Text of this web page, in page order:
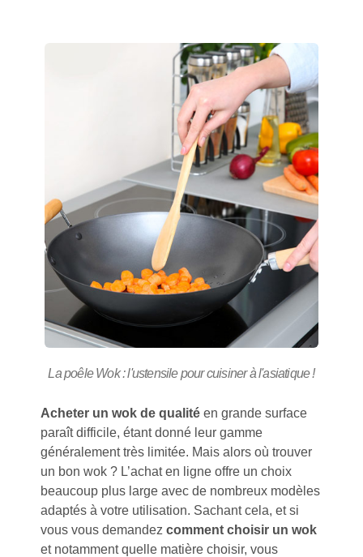
La poêle Wok : l'ustensile pour cuisiner à l'asiatique !
Acheter un wok de qualité en grande surface
paraît difficile, étant donné leur gamme
généralement très limitée. Mais alors où trouver
un bon wok ? L’achat en ligne offre un choix
beaucoup plus large avec de nombreux modèles
adaptés à votre utilisation. Sachant cela, et si
vous vous demandez comment choisir un wok
et notamment quelle matière choisir, vous